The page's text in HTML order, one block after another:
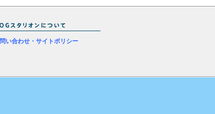
問い合わせ・サイトポリシー